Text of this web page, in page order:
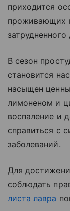
приходится
проживающих
затрудненного
В сезон
становится
насыщен
лимоненом и
воспаление и
справиться с
заболеваний.
Для
соблюдать
листа лавра